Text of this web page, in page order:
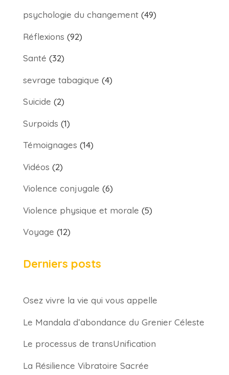
psychologie du changement(49)
Réflexions (92)
Santé (32)
sevrage tabagique (4)
Suicide (2)
Surpoids (1)
Témoignages (14)
Vidéos (2)
Violence conjugale (6)
Violence physique et morale (5)
Voyage (12)
Derniers posts
Osez vivre la vie qui vous appelle
Le Mandala d’abondance du Grenier Céleste
Le processus de transUnification
La Résilience Vibratoire Sacrée